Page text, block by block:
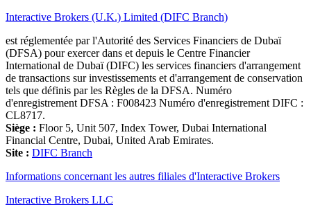
Interactive Brokers (U.K.) Limited (DIFC Branch)
est réglementée par l'Autorité des Services Financiers de Dubaï
(DFSA) pour exercer dans et depuis le Centre Financier
International de Dubaï (DIFC) les services financiers d'arrangement
de transactions sur investissements et d'arrangement de conservation
tels que définis par les Règles de la DFSA. Numéro
d'enregistrement DFSA : F008423 Numéro d'enregistrement DIFC :
CL8717.
Siège : Floor 5, Unit 507, Index Tower, Dubai International
Financial Centre, Dubai, United Arab Emirates.
Site : DIFC Branch
Informations concernant les autres filiales d'Interactive Brokers
Interactive Brokers LLC